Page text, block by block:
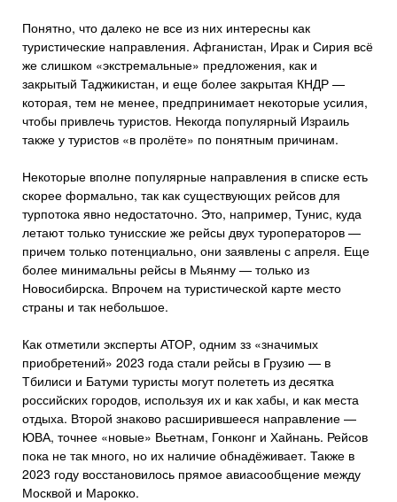
Понятно, что далеко не все из них интересны как
туристические направления. Афганистан, Ирак и Сирия всё
же слишком «экстремальные» предложения, как и
закрытый Таджикистан, и еще более закрытая КНДР —
которая, тем не менее, предпринимает некоторые усилия,
чтобы привлечь туристов. Некогда популярный Израиль
также у туристов «в пролёте» по понятным причинам.
Некоторые вполне популярные направления в списке есть
скорее формально, так как существующих рейсов для
турпотока явно недостаточно. Это, например, Тунис, куда
летают только тунисские же рейсы двух туроператоров —
причем только потенциально, они заявлены с апреля. Еще
более минимальны рейсы в Мьянму — только из
Новосибирска. Впрочем на туристической карте место
страны и так небольшое.
Как отметили эксперты АТОР, одним зз «значимых
приобретений» 2023 года стали рейсы в Грузию — в
Тбилиси и Батуми туристы могут полететь из десятка
российских городов, используя их и как хабы, и как места
отдыха. Второй знаково расширившееся направление —
ЮВА, точнее «новые» Вьетнам, Гонконг и Хайнань. Рейсов
пока не так много, но их наличие обнадёживает. Также в
2023 году восстановилось прямое авиасообщение между
Москвой и Марокко.